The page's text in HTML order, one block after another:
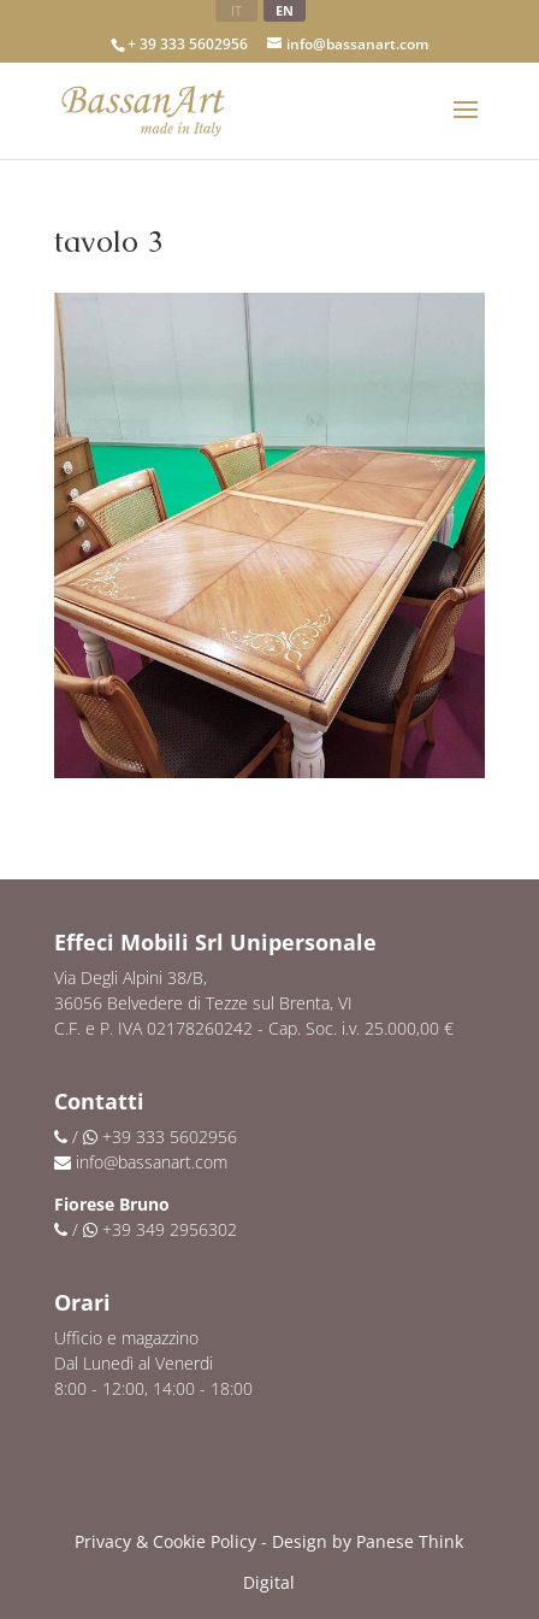
+ 39 333 5602956 info@bassanart.com
tavolo 3
Effeci Mobili Srl Unipersonale
Via Degli Alpini 38/B,
36056 Belvedere di Tezze sul Brenta, VI
C.F. e P. IVA 02178260242 - Cap. Soc. i.v. 25.000,00 €
Contatti
/
+39 333 5602956
info@bassanart.com
Fiorese Bruno
/
+39 349 2956302
Orari
Ufficio e magazzino
Dal Lunedì al Venerdi
8:00 - 12:00, 14:00 - 18:00
Privacy & Cookie Policy - Design by Panese Think
Digital
IT EN